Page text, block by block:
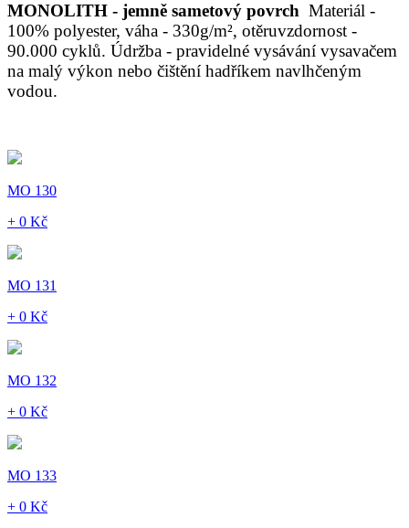
MONOLITH - jemně sametový povrch Materiál -
100% polyester, váha - 330g/m², otěruvzdornost -
90.000 cyklů. Údržba - pravidelné vysávání vysavačem
na malý výkon nebo čištění hadříkem navlhčeným
vodou.
MO 130
+ 0 Kč
MO 131
+ 0 Kč
MO 132
+ 0 Kč
MO 133
+ 0 Kč